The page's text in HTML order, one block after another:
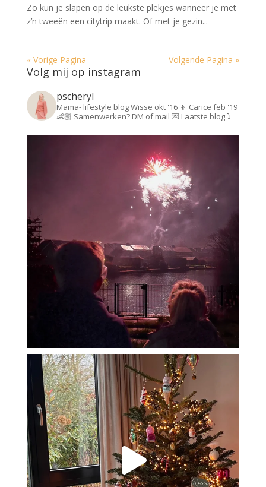
Zo kun je slapen op de leukste plekjes wanneer je met
z’n tweeën een citytrip maakt. Of met je gezin...
« Vorige Pagina Volgende Pagina »
Volg mij op instagram
pscheryl
Mama- lifestyle blogWisse okt '16 👦 Carice feb '19
👶🏼 Samenwerken? DM of mail 💌Laatste blog ⤵️